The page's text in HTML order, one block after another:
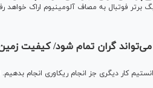
برتر فوتبال به مصاف آلومینیوم اراک خواهد
گران تمام شود/ کیفیت
کار دیگری جز انجام ریکاوری انجام بدهیم.